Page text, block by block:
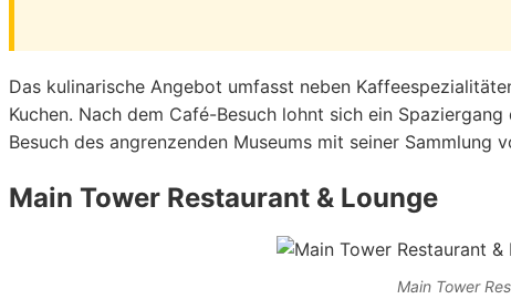
Das kulinarische Angebot umfasst neben
Kuchen. Nach dem Café-Besuch lohnt sich ein
Besuch des angrenzenden Museums mit seiner Sammlung
Main Tower Restaurant & Lounge
Main Tower